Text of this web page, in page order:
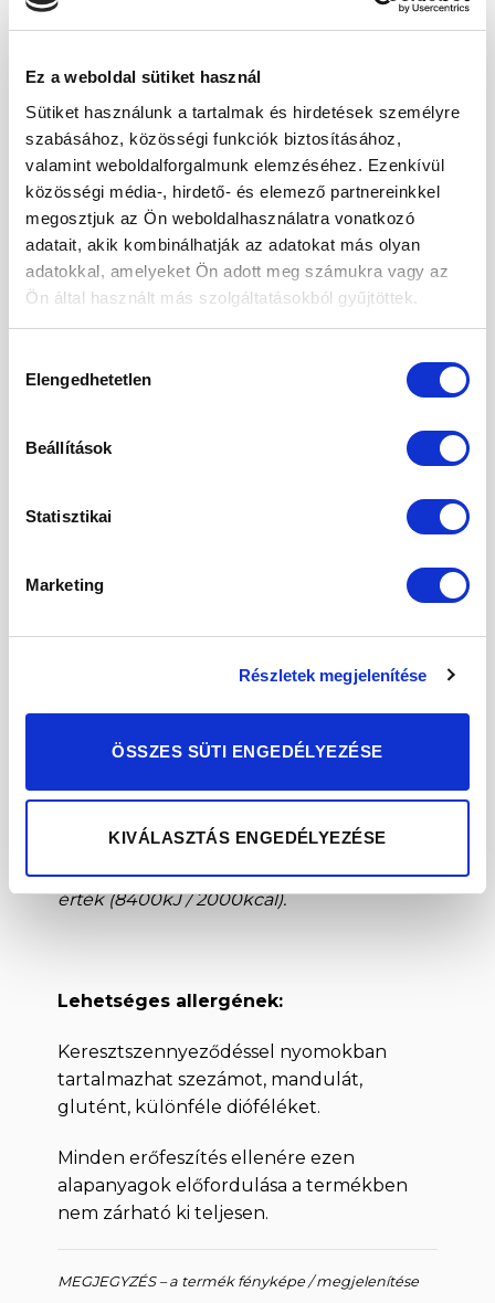
Ez a weboldal sütiket használ
Sütiket használunk a tartalmak és hirdetések személyre
szabásához, közösségi funkciók biztosításához,
valamint weboldalforgalmunk elemzéséhez. Ezenkívül
közösségi média-, hirdető- és elemező partnereinkkel
megosztjuk az Ön weboldalhasználatra vonatkozó
adatait, akik kombinálhatják az adatokat más olyan
adatokkal, amelyeket Ön adott meg számukra vagy az
Ön által használt más szolgáltatásokból gyűjtöttek.
kiválasztása
Elengedhetetlen
Beállítások
Statisztikai
Marketing
Részletek megjelenítése
ÖSSZES SÜTI ENGEDÉLYEZÉSE
KIVÁLASZTÁS ENGEDÉLYEZÉSE
Tárolása
lezárt csomagolásban.
A sushi rizs tápértéke
ban
adagban
(50 g)
(50 g-
ban)
Energiaérték
1547 kJ
/ 370
kcal
774 kJ /
185 kcal
9%
Zsír
<1%
– Cukor
15%
<1%
–
Fehérje 6,8 g 3,4 g 7%
* RI – Átlagos felnőtt referencia beviteli
érték (8400kJ / 2000kcal).
Lehetséges allergének:
Keresztszennyeződéssel nyomokban
tartalmazhat szezámot, mandulát,
glutént, különféle dióféléket.
Minden erőfeszítés ellenére ezen
alapanyagok előfordulása a termékben
nem zárható ki teljesen.
MEGJEGYZÉS – a termék fényképe / megjelenítése